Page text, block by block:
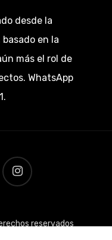
desde la
en la
más el rol de
WhatsApp
instagram
reservados